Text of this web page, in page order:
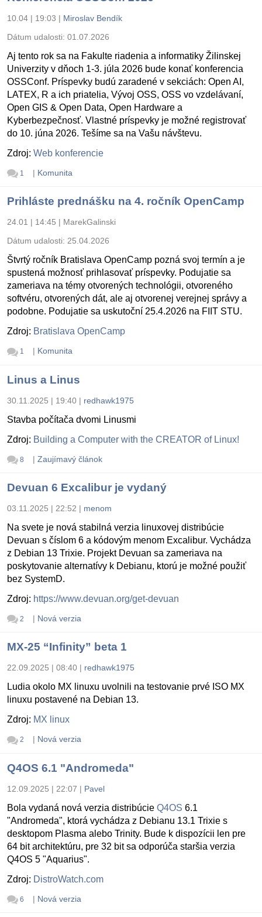
10.04 | 19:03 | Miroslav Bendík
Dátum udalosti: 01.07.2026
Aj tento rok sa na Fakulte riadenia a informatiky Žilinskej
Univerzity v dňoch 1-3. júla 2026 bude konať konferencia
OSSConf. Príspevky budú zaradené v sekciách: Open AI,
LATEX, R a ich priatelia, Vývoj OSS, OSS vo vzdelávaní,
Open GIS & Open Data, Open Hardware a
Kyberbezpečnosť. Vlastné príspevky je možné registrovať
do 10. júna 2026. Tešíme sa na Vašu návštevu.
Zdroj: Web konferencie
1 | Komunita
Prihláste prednášku na 4. ročník OpenCamp
24.01 | 14:45 | MarekGalinski
Dátum udalosti: 25.04.2026
Štvrtý ročník Bratislava OpenCamp pozná svoj termín a je
spustená možnosť prihlasovať príspevky. Podujatie sa
zameriava na témy otvorených technológii, otvoreného
softvéru, otvorených dát, ale aj otvorenej verejnej správy a
podobne. Podujatie sa uskutoční 25.4.2026 na FIIT STU.
Zdroj: Bratislava OpenCamp
1 | Komunita
Linus a Linus
30.11.2025 | 19:40 | redhawk1975
Stavba počítača dvomi Linusmi
Zdroj: Building a Computer with the CREATOR of Linux!
8 | Zaujímavý článok
Devuan 6 Excalibur je vydaný
03.11.2025 | 22:52 | menom
Na svete je nová stabilná verzia linuxovej distribúcie
Devuan s číslom 6 a kódovým menom Excalibur. Vychádza
z Debian 13 Trixie. Projekt Devuan sa zameriava na
poskytovanie alternatívy k Debianu, ktorú je možné použiť
bez SystemD.
Zdroj: https://www.devuan.org/get-devuan
2 | Nová verzia
MX-25 “Infinity” beta 1
22.09.2025 | 08:40 | redhawk1975
Ludia okolo MX linuxu uvolnili na testovanie prvé ISO MX
linuxu postavené na Debian 13.
Zdroj: MX linux
2 | Nová verzia
Q4OS 6.1 "Andromeda"
12.09.2025 | 22:07 | Pavel
Bola vydaná nová verzia distribúcie Q4OS 6.1
"Andromeda", ktorá vychádza z Debianu 13.1 Trixie s
desktopom Plasma alebo Trinity. Bude k dispozícii len pre
64 bit architektúru, pre 32 bit sa odporúča staršia verzia
Q4OS 5 "Aquarius".
Zdroj: DistroWatch.com
6 | Nová verzia